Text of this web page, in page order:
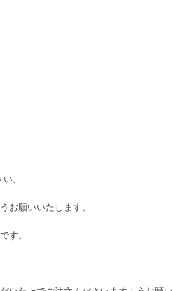
。
お願いいたします。
す。